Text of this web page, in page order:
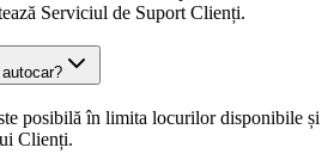
Serviciul de Suport Clienți.
posibilă în limita locurilor disponibile și
Clienți.